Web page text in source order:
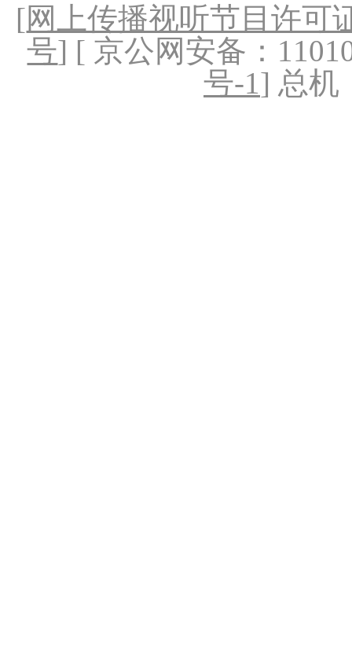
[网上传播视听节目许可
号] [ 京公网安备：
号-1] 总机